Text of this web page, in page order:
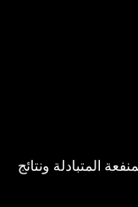
المتبادلة ونتائج